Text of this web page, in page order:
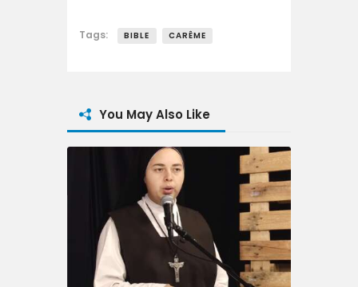
Tags: BIBLE CARÊME
You May Also Like